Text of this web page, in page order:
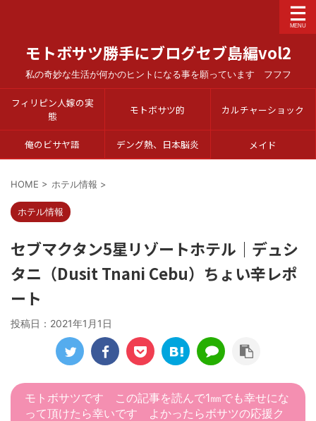
モトボサツ勝手にブログセブ島編vol2
私の奇妙な生活が何かのヒントになる事を願っています フフフ
フィリピン人嫁の実
態
モトボサツ的 カルチャーショック
俺のビサヤ語 デング熱、日本脳炎 メイド
HOME > ホテル情報 >
ホテル情報
セブマクタン5星リゾートホテル｜デュシ
タニ（Dusit Tnani Cebu）ちょい辛レポ
ート
投稿日： 2021年1月1日
モトボサツです この記事を読んで1㎜でも幸せにな
って頂けたら幸いです よかったらボサツの応援ク